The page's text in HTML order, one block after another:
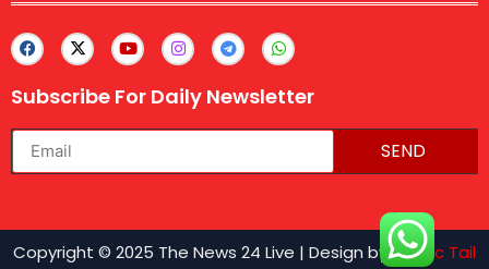
Subscribe For Daily Newsletter
SEND
Copyright © 2025 The News 24 Live | Design byTraffic Tail